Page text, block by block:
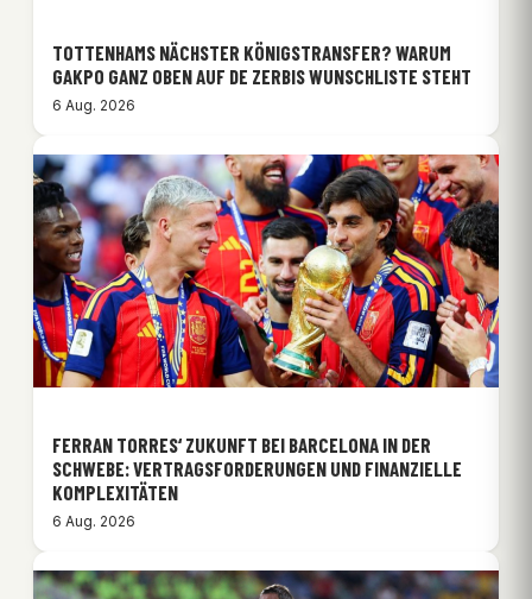
TOTTENHAMS NÄCHSTER KÖNIGSTRANSFER? WARUM
GAKPO GANZ OBEN AUF DE ZERBIS WUNSCHLISTE STEHT
6 Aug. 2026
FERRAN TORRES‘ ZUKUNFT BEI BARCELONA IN DER
SCHWEBE: VERTRAGSFORDERUNGEN UND FINANZIELLE
KOMPLEXITÄTEN
6 Aug. 2026